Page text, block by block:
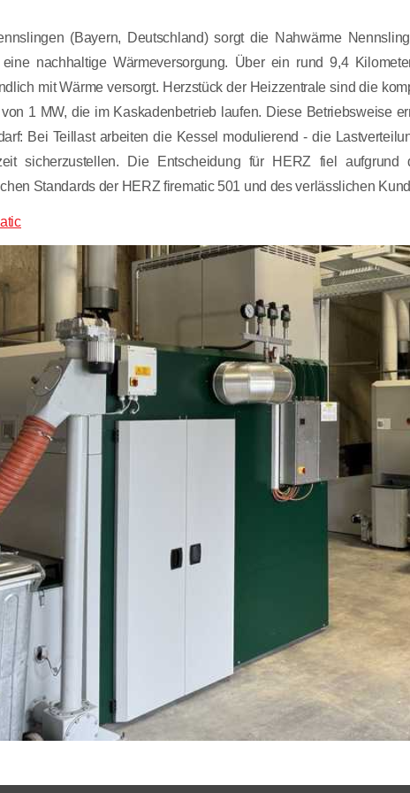
(Bayern, Deutschland) sorgt die Nahwärme
eine nachhaltige Wärmeversorgung. Über ein rund 9,4
mit Wärme versorgt. Herzstück der Heizzentrale sind die
1 MW, die im Kaskadenbetrieb laufen. Diese Betriebsweise
Bei Teillast arbeiten die Kessel modulierend - die
sicherzustellen. Die Entscheidung für HERZ fiel aufgrund
Standards der HERZ firematic 501 und des verlässlichen